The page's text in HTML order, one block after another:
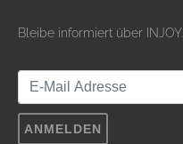
Bleibe informiert über INJOY.
ANMELDEN